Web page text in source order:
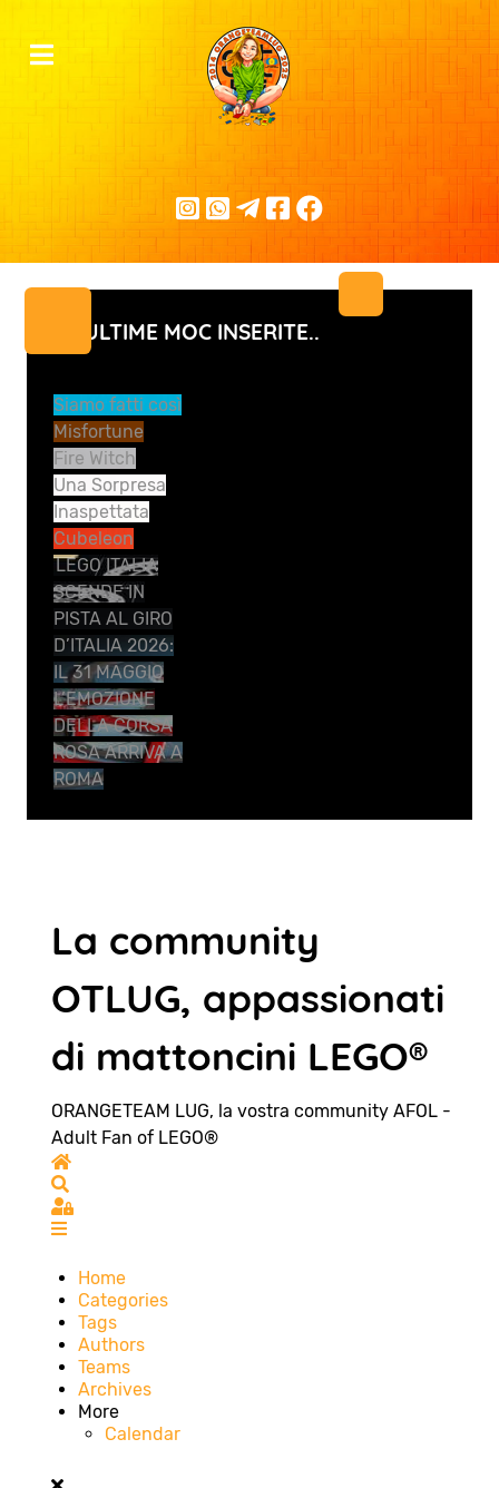
LE ULTIME MOC INSERITE..
Siamo fatti così
Misfortune
Fire Witch
Una Sorpresa
Inaspettata
Cubeleon
LEGO ITALIA
SCENDE IN
PISTA AL GIRO
D’ITALIA 2026:
IL 31 MAGGIO
L’EMOZIONE
DELLA CORSA
ROSA ARRIVA A
ROMA
La community
OTLUG, appassionati
di mattoncini LEGO®
ORANGETEAM LUG, la vostra community AFOL -
Adult Fan of LEGO®
Home
Sign In
Home
Categories
Tags
Authors
Teams
Archives
More
Calendar